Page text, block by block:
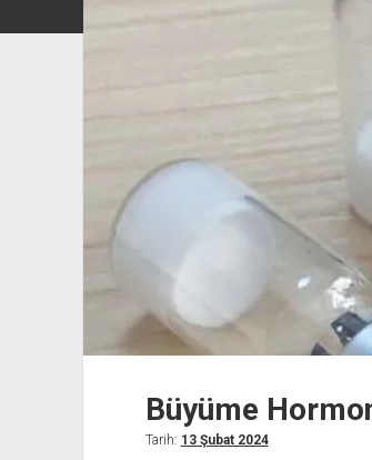
Büyüme
Tarih: 13 Şubat 2024